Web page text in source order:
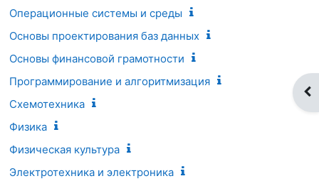
Операционные системы и среды
Основы проектирования баз данных
Основы финансовой грамотности
Программирование и алгоритмизация
Схемотехника
Физика
Физическая культура
Электротехника и электроника